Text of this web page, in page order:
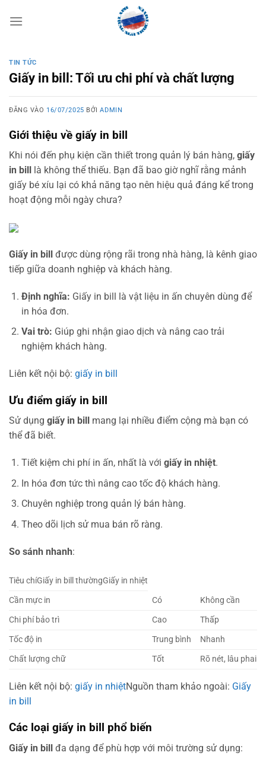
qua
TIN TỨC
Giấy in bill: Tối ưu chi phí và chất lượng
ĐĂNG VÀO 16/07/2025 BỞIADMIN
Giới thiệu về giấy in bill
Khi nói đến phụ kiện cần thiết trong quản lý bán hàng, giấy
in bill
là không thể thiếu. Bạn đã bao giờ nghĩ rằng mảnh
giấy bé xíu lại có khả năng tạo nên hiệu quả đáng kể trong
hoạt động mỗi ngày chưa?
Giấy in bill được dùng rộng rãi trong nhà hàng, là kênh giao
tiếp giữa doanh nghiệp và khách hàng.
Định nghĩa: Giấy in bill là vật liệu in ấn chuyên dùng để
in hóa đơn.
Vai trò: Giúp ghi nhận giao dịch và nâng cao trải
nghiệm khách hàng.
Liên kết nội bộ: giấy in bill
Ưu điểm giấy in bill
Sử dụng giấy in bill
mang lại nhiều điểm cộng mà bạn có
thể đã biết.
Tiết kiệm chi phí in ấn, nhất là với giấy in nhiệt.
In hóa đơn tức thì nâng cao tốc độ khách hàng.
Chuyên nghiệp trong quản lý bán hàng.
Theo dõi lịch sử mua bán rõ ràng.
So sánh nhanh:
Tiêu chíGiấy in bill thườngGiấy in nhiệt
Cần mực in
Có
Không cần
Chi phí bảo trì
Cao
Thấp
Tốc độ in
Trung bình
Nhanh
Chất lượng chữ
Tốt Rõ nét, lâu phai
Liên kết nội bộ: giấy in nhiệtNguồn tham khảo ngoài: Giấy
in bill
Các loại giấy in bill phổ biến
Giấy in bill đa dạng để phù hợp với môi trường sử dụng: